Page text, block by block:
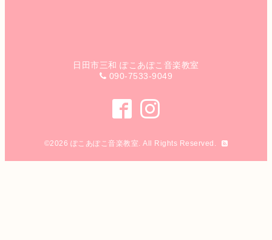
日田市三和 ぽこあぽこ音楽教室
090-7533-9049
©2026 ぽこあぽこ音楽教室. All Rights Reserved.